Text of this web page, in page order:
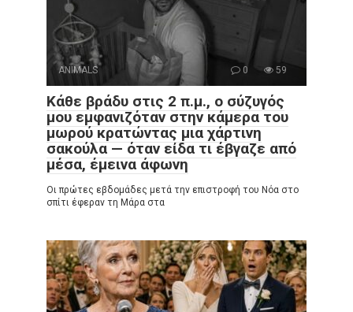
ANIMALS 0 59
Κάθε βράδυ στις 2 π.μ., ο σύζυγός
μου εμφανιζόταν στην κάμερα του
μωρού κρατώντας μια χάρτινη
σακούλα — όταν είδα τι έβγαζε από
μέσα, έμεινα άφωνη
Οι πρώτες εβδομάδες μετά την επιστροφή του Νόα στο
σπίτι έφεραν τη Μάρα στα